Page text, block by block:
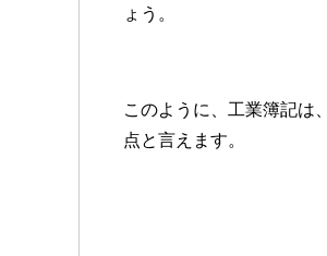
ょう。
このように、工業簿記は
点と言えます。